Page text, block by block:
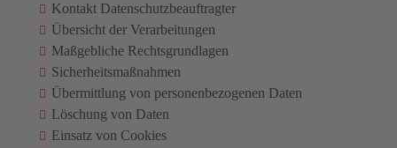
Kontakt Datenschutzbeauftragter
Übersicht der Verarbeitungen
Maßgebliche Rechtsgrundlagen
Sicherheitsmaßnahmen
Übermittlung von personenbezogenen Daten
Löschung von Daten
Einsatz von Cookies